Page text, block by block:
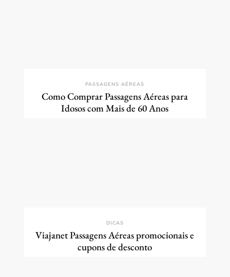
PASSAGENS AÉREAS
Como Comprar Passagens Aéreas para
Idosos com Mais de 60 Anos
DICAS
Viajanet Passagens Aéreas promocionais e
cupons de desconto